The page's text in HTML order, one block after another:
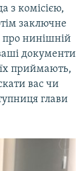
з комісією,
заключне
про нинішній
документи
приймають,
вас чи
глави